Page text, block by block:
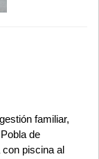
familiar,
de
piscina al